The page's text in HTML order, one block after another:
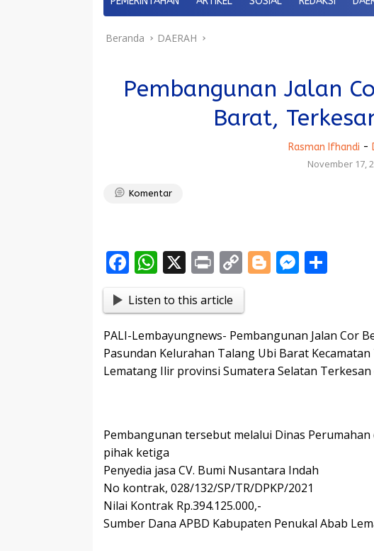
Beranda DAERAH
Pembangunan Jalan
Barat,
Rasman Ifhandi -
November 17,
Komentar
F
e
b
o
o
W
at
s
A
p
X Pr
t
C
o
p
y
Li
n
Bl
g
er
M
e
n
g
e
Listen to this article
PALI-Lembayungnews- Pembangunan Jalan Cor
Pasundan Kelurahan Talang Ubi Barat
Lematang Ilir provinsi Sumatera Selatan
Pembangunan tersebut melalui Dinas
pihak ketiga
Penyedia jasa CV. Bumi Nusantara Indah
No kontrak, 028/132/SP/TR/DPKP/2021
Nilai Kontrak Rp.394.125.000,-
Sumber Dana APBD Kabupaten Penukal Abab